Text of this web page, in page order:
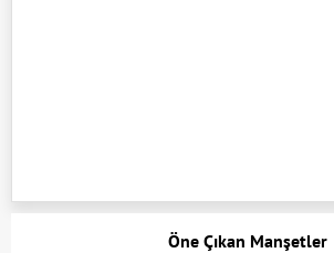
Öne Çıkan Manşetler